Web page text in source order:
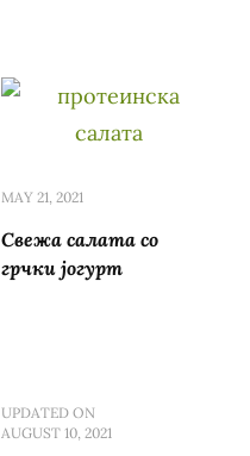
MAY 21, 2021
Свежа салата со
грчки јогурт
UPDATED ON
AUGUST 10, 2021